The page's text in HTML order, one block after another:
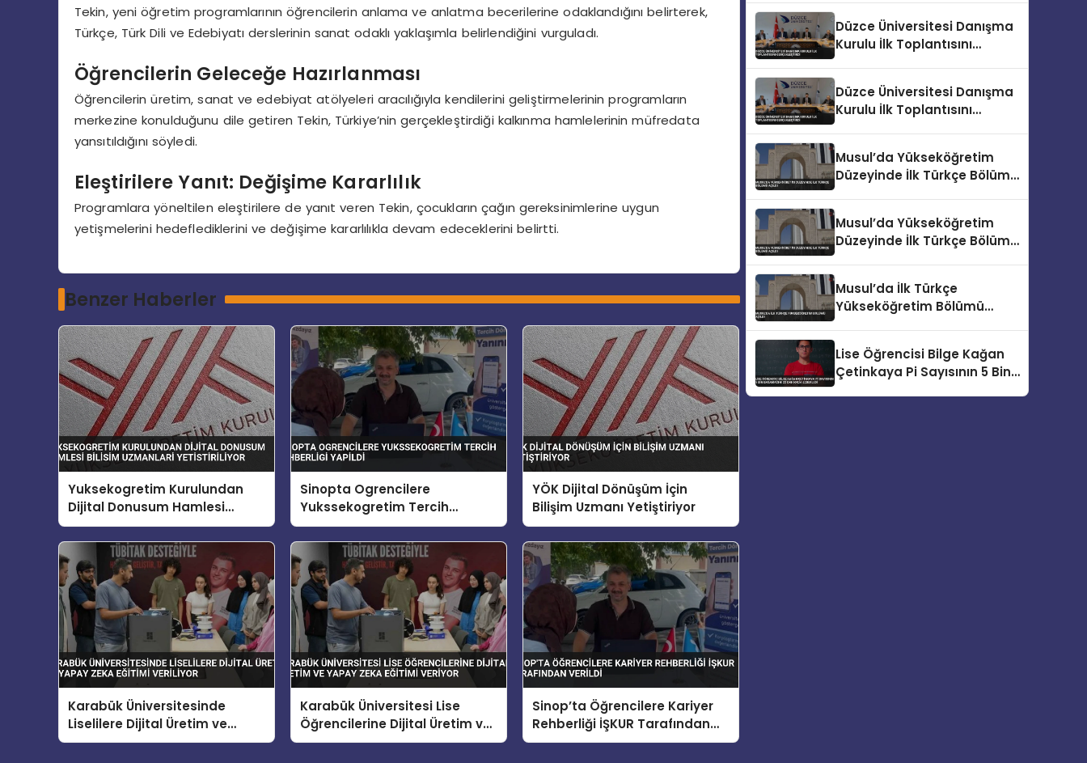
Tekin, yeni öğretim programlarının öğrencilerin anlama ve anlatma becerilerine odaklandığını belirterek,
Türkçe, Türk Dili ve Edebiyatı derslerinin sanat odaklı yaklaşımla belirlendiğini vurguladı.
Öğrencilerin Geleceğe Hazırlanması
Öğrencilerin üretim, sanat ve edebiyat atölyeleri aracılığıyla kendilerini geliştirmelerinin programların
merkezine konulduğunu dile getiren Tekin, Türkiye’nin gerçekleştirdiği kalkınma hamlelerinin müfredata
yansıtıldığını söyledi.
Eleştirilere Yanıt: Değişime Kararlılık
Programlara yöneltilen eleştirilere de yanıt veren Tekin, çocukların çağın gereksinimlerine uygun
yetişmelerini hedeflediklerini ve değişime kararlılıkla devam edeceklerini belirtti.
Benzer Haberler
Yuksekogretim Kurulundan
Dijital Donusum Hamlesi
Bilisim Uzmanlari Yetistiriliyor
Sinopta Ogrencilere
Yukssekogretim Tercih
Rehberligi Yapildi
YÖK Dijital Dönüşüm İçin
Bilişim Uzmanı Yetiştiriyor
Karabük Üniversitesinde
Liselilere Dijital Üretim ve
Yapay Zeka Eğitimi Veriliyor
Karabük Üniversitesi Lise
Öğrencilerine Dijital Üretim ve
Yapay Zeka Eğitimi Veriyor
Sinop’ta Öğrencilere Kariyer
Rehberliği İŞKUR Tarafından
Verildi
Düzce Üniversitesi Danışma
Kurulu İlk Toplantısını
Düzce Üniversitesi Danışma
Kurulu İlk Toplantısını
Musul’da Yükseköğretim
Düzeyinde İlk Türkçe Bölümü
Musul’da Yükseköğretim
Düzeyinde İlk Türkçe Bölümü
Musul’da İlk Türkçe
Yükseköğretim Bölümü
Lise Öğrencisi Bilge Kağan
Çetinkaya Pi Sayısının 5 Bin